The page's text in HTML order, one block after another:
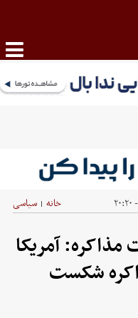
خانه | سیاسی
مذاکره: آمریکا
شکست